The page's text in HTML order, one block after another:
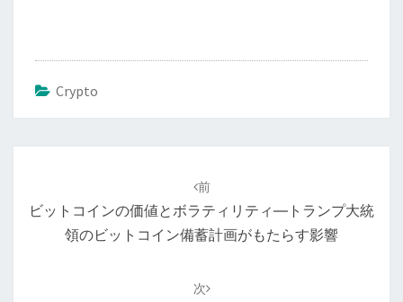
Crypto
ナ
前
ビットコインの価値とボラティリティ―トランプ大統
領のビットコイン備蓄計画がもたらす影響
次